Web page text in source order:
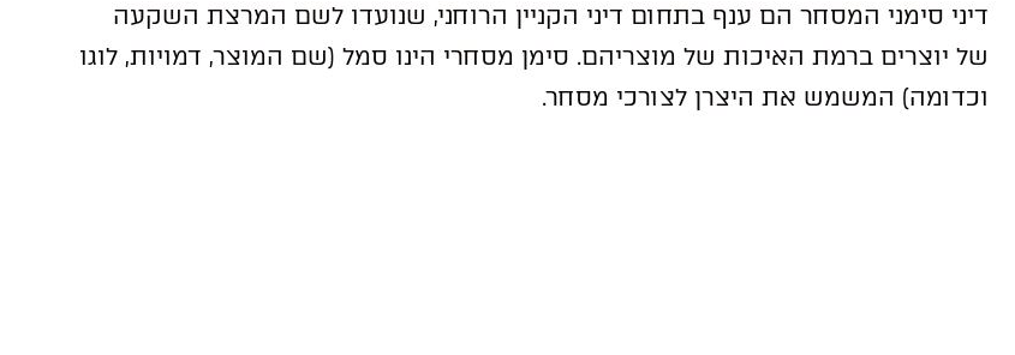
n
דיני סימני המסחר הם ענף בתחום דיני הקניין הרוחני, שנועדו לשם המרצת השקעה
של יוצרים ברמת האיכות של מוצריהם. סימן מסחרי הינו סמל (שם המוצר, דמויות, לוגו
וכדומה) המשמש את היצרן לצורכי מסחר.